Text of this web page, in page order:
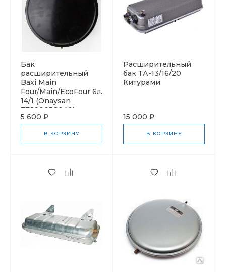
Бак
расширительный
Baxi Main
Four/Main/EcoFour 6л.
14/1 (Onaysan
77890032040)
5663880/5693920
5 600 ₽
В КОРЗИНУ
Расширительный
бак ТА-13/16/20
Китурами
15 000 ₽
В КОРЗИНУ